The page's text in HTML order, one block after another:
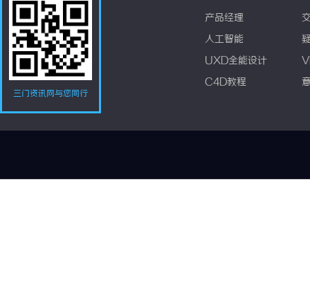
三门资讯网与您同行
产品经理
人工智能
UXD全能设计
C4D教程